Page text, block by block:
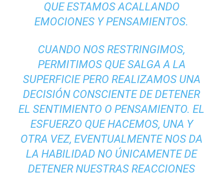
QUE ESTAMOS ACALLANDO
EMOCIONES Y PENSAMIENTOS.
CUANDO NOS RESTRINGIMOS,
PERMITIMOS QUE SALGA A LA
SUPERFICIE PERO REALIZAMOS UNA
DECISIÓN CONSCIENTE DE DETENER
EL SENTIMIENTO O PENSAMIENTO. EL
ESFUERZO QUE HACEMOS, UNA Y
OTRA VEZ, EVENTUALMENTE NOS DA
LA HABILIDAD NO ÚNICAMENTE DE
DETENER NUESTRAS REACCIONES